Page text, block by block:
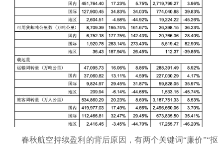
春秋航空持续盈利的背后原因，有两个关键词“廉价”“抠